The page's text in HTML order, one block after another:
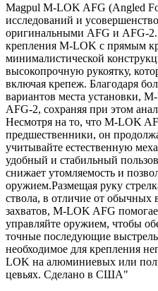
Magpul M-LOK AFG (Angled
исследований и
оригинальными AFG и AFG-2.
крепления M-LOK с прямым
минималистической
высокопрочную рукоятку,
включая крепеж. Благодаря
вариантов места установки,
AFG-2, сохраняя при этом
Несмотря на то, что M-LOK
предшественники, он
учитывайте естественную
удобный и стабильный
снижает утомляемость и
оружием.Размещая руку
ствола, в отличие от обычных
захватов, M-LOK AFG
управляйте оружием, чтобы
точные последующие
необходимое для крепления
LOK на алюминиевых или
цевьях. Сделано в США"